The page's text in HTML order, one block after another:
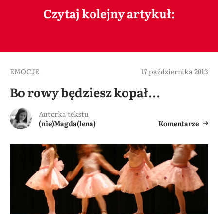
Czytaj kolejny artykuł:
EMOCJE 17 października 2013
Bo rowy będziesz kopał…
Autorka tekstu
(nie)Magda(lena)
Komentarze